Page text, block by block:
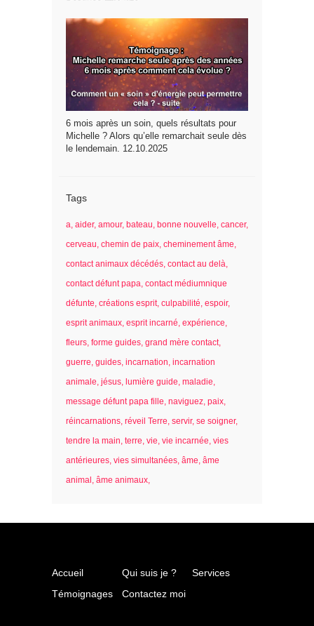
6 mois après un soin, quels résultats pour
Michelle ? Alors qu’elle remarchait seule dès
le lendemain. 12.10.2025
Tags
a aider amour bateau bonne nouvelle cancer
cerveau chemin de paix cheminement âme
contact animaux décédés contact au delà
contact défunt papa contact médiumnique
défunte créations esprit culpabilité espoir
esprit animaux esprit incarné expérience
fleurs forme guides grand mère contact
guerre guides incarnation incarnation
animale jésus lumière guide maladie
message défunt papa fille naviguez paix
réincarnations réveil Terre servir se soigner
tendre la main terre vie vie incarnée vies
antérieures vies simultanées âme âme
animal
âme animaux
Accueil Qui suis je ?
Services
Témoignages
Contactez moi